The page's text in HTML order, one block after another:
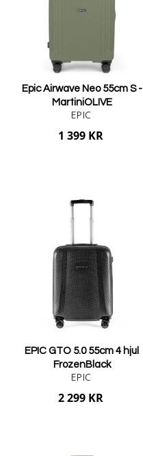
Epic Airwave Neo 55cm S -
MartiniOLIVE
EPIC
1 399 KR
EPIC GTO 5.0 55cm 4 hjul
FrozenBlack
EPIC
2 299 KR